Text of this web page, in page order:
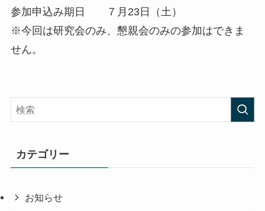
参加申込み期日 ７月23日（土）
※今回は研究会のみ、懇親会のみの参加はできま
せん。
カテゴリー
お知らせ